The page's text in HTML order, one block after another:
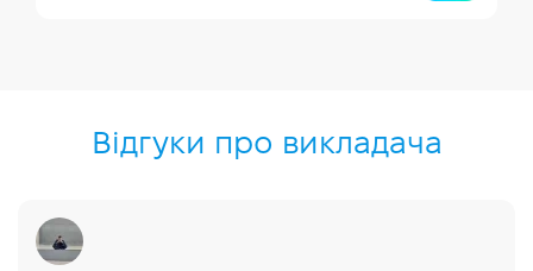
Відгуки про викладача